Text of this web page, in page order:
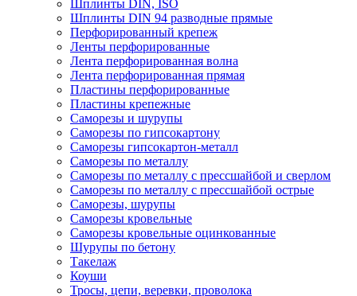
Шплинты DIN, ISO
Шплинты DIN 94 разводные прямые
Перфорированный крепеж
Ленты перфорированные
Лента перфорированная волна
Лента перфорированная прямая
Пластины перфорированные
Пластины крепежные
Саморезы и шурупы
Саморезы по гипсокартону
Саморезы гипсокартон-металл
Саморезы по металлу
Саморезы по металлу с прессшайбой и сверлом
Саморезы по металлу с прессшайбой острые
Саморезы, шурупы
Саморезы кровельные
Саморезы кровельные оцинкованные
Шурупы по бетону
Такелаж
Коуши
Тросы, цепи, веревки, проволока